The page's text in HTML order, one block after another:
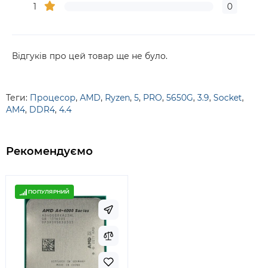
1
0
Відгуків про цей товар ще не було.
Теги: Процесор, AMD, Ryzen, 5, PRO, 5650G, 3.9, Socket,
AM4, DDR4, 4.4
Рекомендуємо
ПОПУЛЯРНИЙ